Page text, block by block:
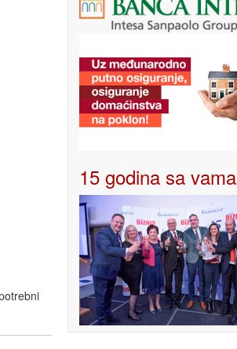
15 godina sa vama